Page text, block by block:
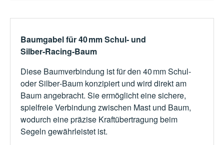
Baumgabel für 40 mm Schul‑ und
Silber‑Racing‑Baum
Diese Baumverbindung ist für den 40 mm Schul‑
oder Silber‑Baum konzipiert und wird direkt am
Baum angebracht. Sie ermöglicht eine sichere,
spielfreie Verbindung zwischen Mast und Baum,
wodurch eine präzise Kraftübertragung beim
Segeln gewährleistet ist.